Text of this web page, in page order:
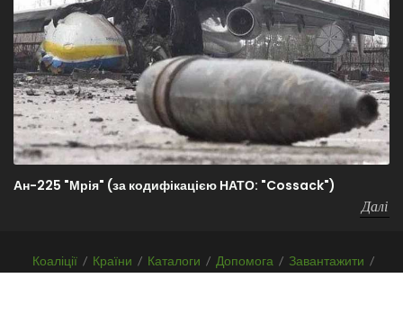
Ан-225 "Мрія" (за кодифікацією НАТО: "Cossack")
Далі
Коаліції / Країни / Каталоги / Допомога / Завантажити /